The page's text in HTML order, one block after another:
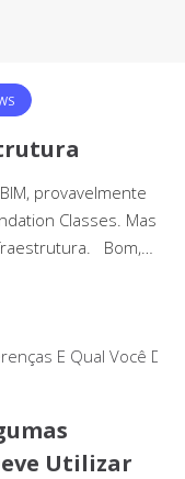
provavelmente
Classes. Mas
Bom,…
Utilizar